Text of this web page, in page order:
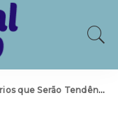
Serão Tendência em 2025